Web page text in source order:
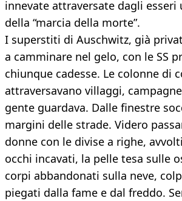
innevate attraversate dagli
della “marcia della morte”.
I superstiti di Auschwitz, già
a camminare nel gelo, con le SS
chiunque cadesse. Le colonne di
attraversavano villaggi,
gente guardava. Dalle finestre
margini delle strade. Videro
donne con le divise a righe,
occhi incavati, la pelle tesa sulle
corpi abbandonati sulla neve,
piegati dalla fame e dal freddo.